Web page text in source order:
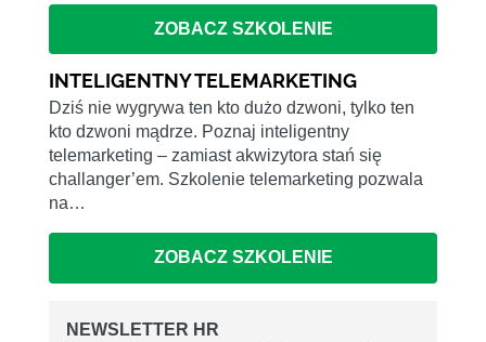
ZOBACZ SZKOLENIE
INTELIGENTNY TELEMARKETING
Dziś nie wygrywa ten kto dużo dzwoni, tylko ten
kto dzwoni mądrze. Poznaj inteligentny
telemarketing – zamiast akwizytora stań się
challanger’em. Szkolenie telemarketing pozwala
na…
ZOBACZ SZKOLENIE
NEWSLETTER HR